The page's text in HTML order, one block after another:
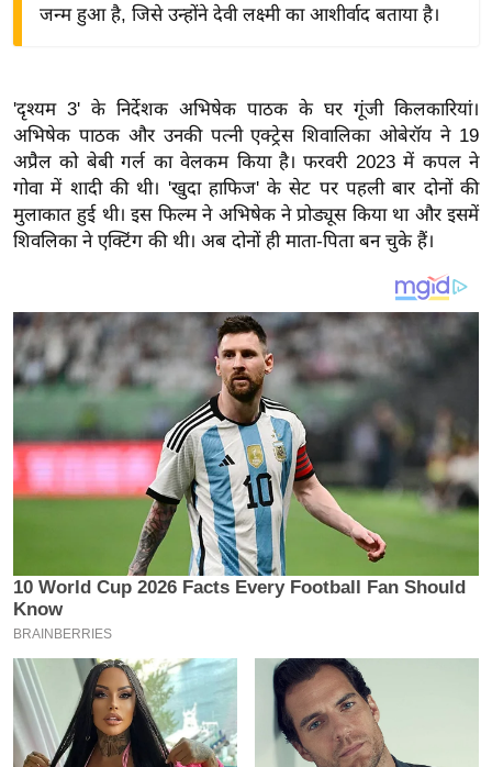
वि
शे
ष
ज्ञ
रा
ज
ट
खे
क्रि
के
P
L
2
0
2
6
क्रा
जन्म हुआ है, जिसे उन्होंने देवी लक्ष्मी का आशीर्वाद बताया है।
'दृश्यम 3' के निर्देशक अभिषेक पाठक के घर गूंजी किलकारियां।
अभिषेक पाठक और उनकी पत्नी एक्ट्रेस शिवालिका ओबेरॉय ने 19
अप्रैल को बेबी गर्ल का वेलकम किया है। फरवरी 2023 में कपल ने
गोवा में शादी की थी। 'खुदा हाफिज' के सेट पर पहली बार दोनों की
मुलाकात हुई थी। इस फिल्म ने अभिषेक ने प्रोड्यूस किया था और इसमें
शिवलिका ने एक्टिंग की थी। अब दोनों ही माता-पिता बन चुके हैं।